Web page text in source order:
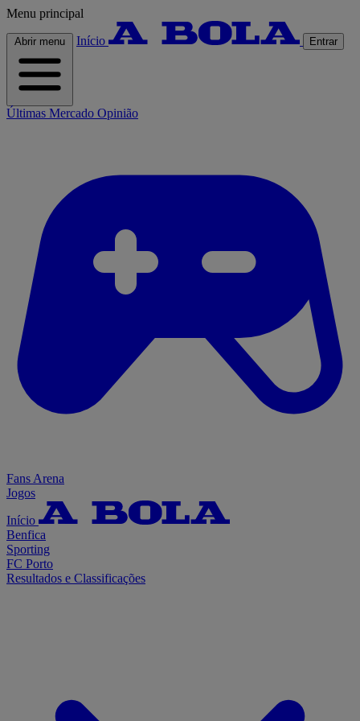
Menu principal
Abrir menu Início Entrar
Últimas Mercado Opinião
Fans Arena
Jogos
Início
Benfica
Sporting
FC Porto
Resultados e Classificações